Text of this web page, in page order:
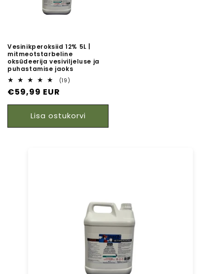
Vesinikperoksiid 12% 5L |
mitmeotstarbeline
oksüdeerija vesiviljeluse ja
puhastamise jaoks
(19)
Tavaline
hind
€59,99 EUR
Lisa ostukorvi